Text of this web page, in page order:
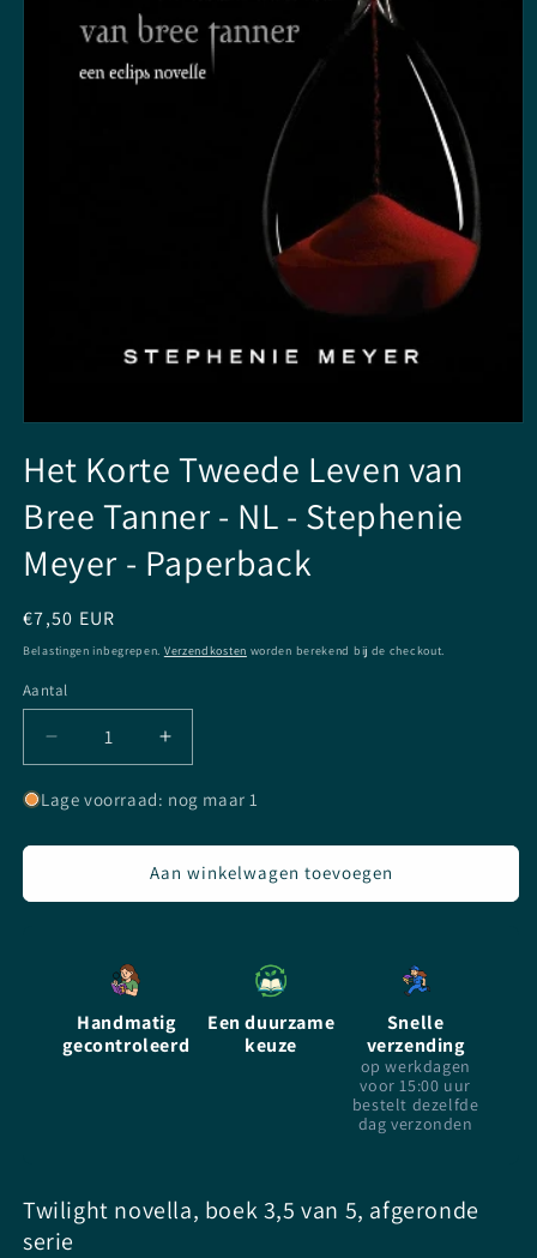
openen
in
modaal
Het Korte Tweede Leven van
Bree Tanner - NL - Stephenie
Meyer - Paperback
Normale
prijs
€7,50 EUR
Belastingen inbegrepen. Verzendkosten worden berekend bij de checkout.
Aantal
Aantal
Aantal
verlagen
voor
Korte
Leven
Tanner
Aantal
verhogen
voor
Korte
Tweede
Leven
NL
-
Lage voorraad: nog maar 1
Aan winkelwagen toevoegen
Handmatig
gecontroleerd
Een duurzame
keuze
Snelle
verzending
op werkdagen
voor 15:00 uur
bestelt dezelfde
dag verzonden
Twilight novella, boek 3,5 van 5, afgeronde
serie